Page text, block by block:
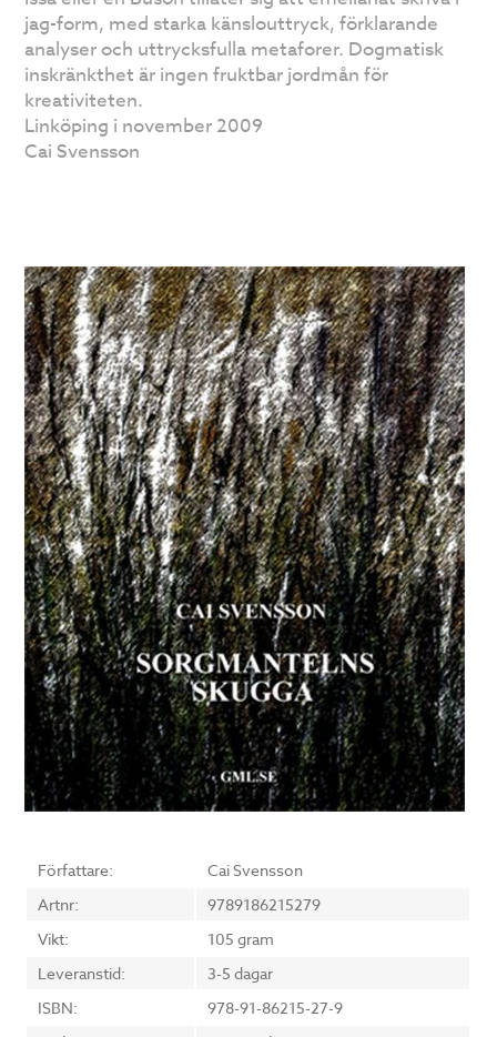
jag-form, med starka känslouttryck, förklarande
analyser och uttrycksfulla metaforer. Dogmatisk
inskränkthet är ingen fruktbar jordmån för
kreativiteten.
Linköping i november 2009
Cai Svensson
Författare:
Cai Svensson
Artnr:
9789186215279
Vikt:
105 gram
Leveranstid:
3-5 dagar
ISBN:
978-91-86215-27-9